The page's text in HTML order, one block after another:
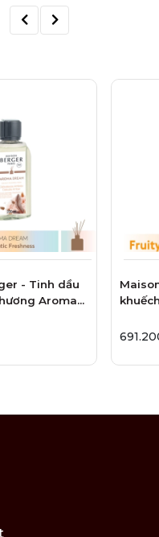
- Tinh dầu
Aroma